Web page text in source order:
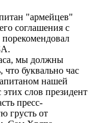
"армейцев"
соглашения с
мы должны
буквально час
нашей
слов президент
пресс-
грусть от